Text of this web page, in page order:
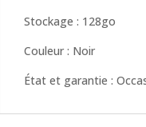
Stockage : 128go
Couleur : Noir
État et garantie :